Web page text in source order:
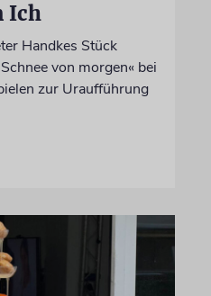
Ich
Handkes Stück
von morgen« bei
zur Uraufführung